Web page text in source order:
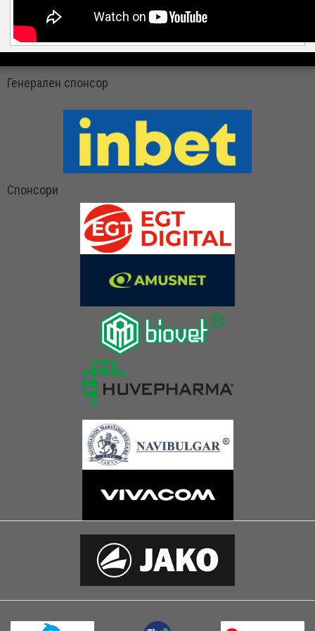
Генерален спонсор
Спонсори